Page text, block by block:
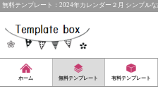
無料テンプレート：2024年カレンダー２月 シンプル
ホーム 無料テンプレート 有料テンプレート